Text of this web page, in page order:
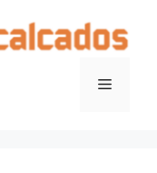
Menu